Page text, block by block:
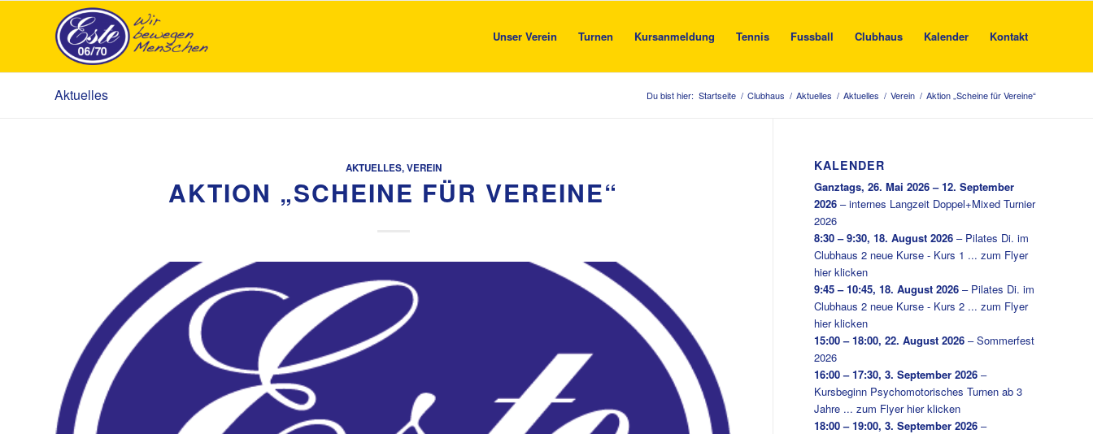
Unser Verein Turnen Kursanmeldung Tennis Fussball Clubhaus Kalender Kontakt
Aktuelles Du bist hier: Startseite / Clubhaus / Aktuelles / Aktuelles / Verein / Aktion „Scheine für Vereine“
AKTUELLES,VEREIN
AKTION „SCHEINE FÜR VEREINE“
KALENDER
Ganztags,26. Mai 2026 – 12. September
2026 –internes Langzeit Doppel+Mixed Turnier
2026
8:30 – 9:30,18. August 2026 – Pilates Di. im
Clubhaus 2 neue Kurse - Kurs 1 ... zum Flyer
hier klicken
9:45 – 10:45,18. August 2026 – Pilates Di. im
Clubhaus 2 neue Kurse - Kurs 2 ... zum Flyer
hier klicken
15:00 – 18:00,22. August 2026 –Sommerfest
2026
16:00 – 17:30,3. September 2026 –
Kursbeginn Psychomotorisches Turnen ab 3
Jahre ... zum Flyer hier klicken
18:00 – 19:00,3. September 2026 –